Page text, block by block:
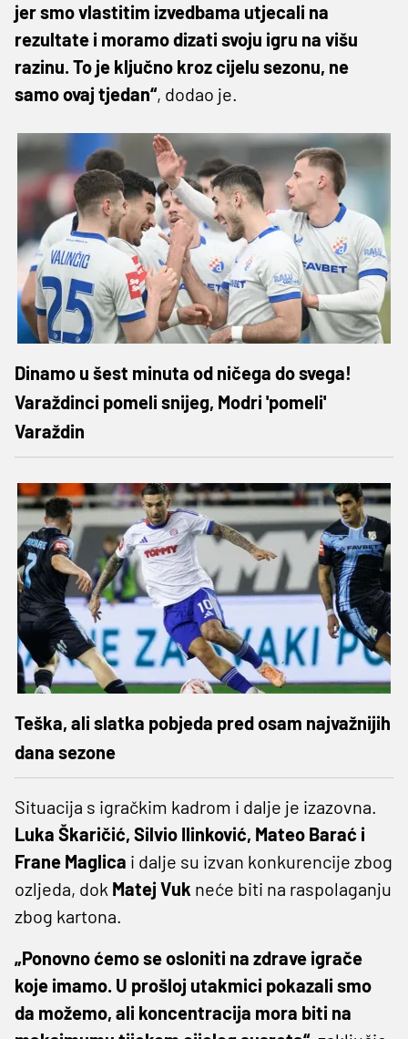
jer smo vlastitim izvedbama utjecali na
rezultate i moramo dizati svoju igru na višu
razinu. To je ključno kroz cijelu sezonu, ne
samo ovaj tjedan“, dodao je.
Dinamo u šest minuta od ničega do svega!
Varaždinci pomeli snijeg, Modri 'pomeli'
Varaždin
Teška, ali slatka pobjeda pred osam najvažnijih
dana sezone
Situacija s igračkim kadrom i dalje je izazovna.
Luka Škaričić, Silvio Ilinković, Mateo Barać i
Frane Maglica i dalje su izvan konkurencije zbog
ozljeda, dok Matej Vuk neće biti na raspolaganju
zbog kartona.
„Ponovno ćemo se osloniti na zdrave igrače
koje imamo. U prošloj utakmici pokazali smo
da možemo, ali koncentracija mora biti na